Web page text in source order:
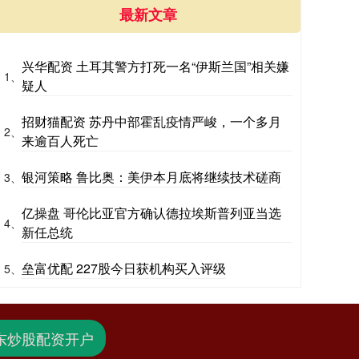
最新文章
1、
兴华配资 土耳其警方打死一名“伊斯兰国”相关嫌
疑人
2、
招财猫配资 苏丹中部霍乱疫情严峻，一个多月
来逾百人死亡
3、 银河策略 鲁比奥：美伊本月底将继续技术磋商
4、
亿操盘 哥伦比亚官方确认德拉埃斯普列亚当选
新任总统
5、 垒富优配 227股今日获机构买入评级
炒股配资开户